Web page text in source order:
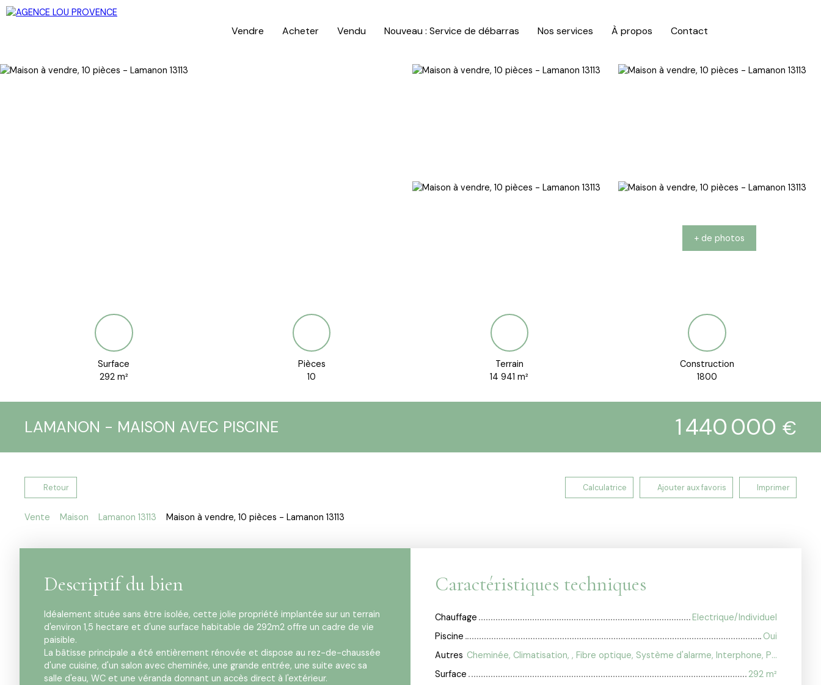
Vendre Acheter Vendu Nouveau : Service de débarras Nos services À propos Contact
+ de photos
Surface
292 m²
Pièces
10
Terrain
14 941m²
Construction
1800
LAMANON - MAISON AVEC PISCINE 1 440 000 €
Retour Calculatrice Ajouter aux favoris Imprimer
Vente Maison Lamanon 13113 Maison à vendre, 10 pièces - Lamanon 13113
Descriptif du bien
Idéalement située sans être isolée, cette jolie propriété implantée sur un terrain
d'environ 1,5 hectare et d'une surface habitable de 292m2 offre un cadre de vie
paisible.
La bâtisse principale a été entièrement rénovée et dispose au rez-de-chaussée
d'une cuisine, d'un salon avec cheminée, une grande entrée, une suite avec sa
salle d'eau, WC et une véranda donnant un accès direct à l'extérieur.
Caractéristiques techniques
Chauffage
Electrique/Individuel
Piscine
Oui
Autres
Cheminée, Climatisation, , Fibre optique, Système d'alarme, Interphone, Portail motorisé
Surface
292 m²